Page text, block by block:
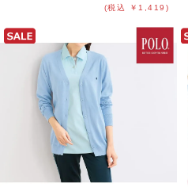
(税込 ￥1,419)